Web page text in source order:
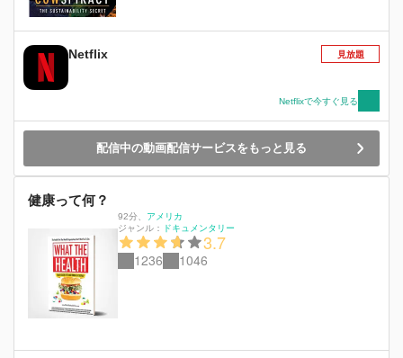
Netflix 見放題
Netflixで今すぐ見る
配信中の動画配信サービスをもっと見る
健康って何？
92分
アメリカ
ジャンル：
ドキュメンタリー
3.7
1236 1046